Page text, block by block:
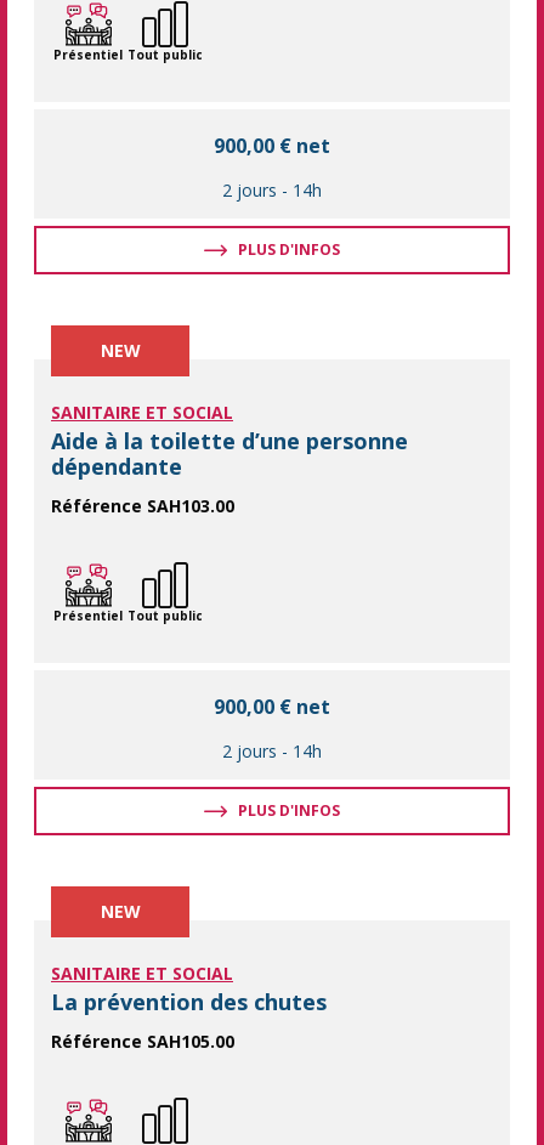
Présentiel Tout public
900,00 € net
2 jours - 14h
PLUS D'INFOS
NEW
SANITAIRE ET SOCIAL
Aide à la toilette d’une personne
dépendante
Référence SAH103.00
Présentiel Tout public
900,00 € net
2 jours - 14h
PLUS D'INFOS
NEW
SANITAIRE ET SOCIAL
La prévention des chutes
Référence SAH105.00